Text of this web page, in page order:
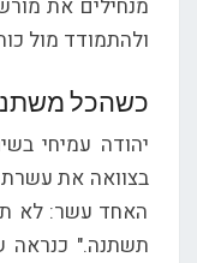
מנחילים את
ולהתמודד מול
כשהכל
יהודה עמיחי
בצוואה את עשרת
האחד עשר: לא
תשתנה." כנראה